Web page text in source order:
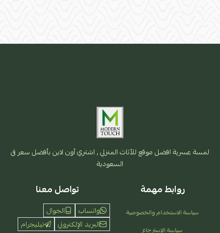
لمسة عسرية افضل موقع للأثاث المنزلي , اشتري أون لاين بأفضل سعر فى
السعودية
روابط مهمة
سياسة الاستخدام والخصوصية
سياسة الإسترجاع
تواصل معنا
واتساب
الجوال
البريد الإلكتروني
تيليجرام